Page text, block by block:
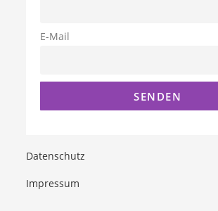
E-Mail
Datenschutz
Impressum